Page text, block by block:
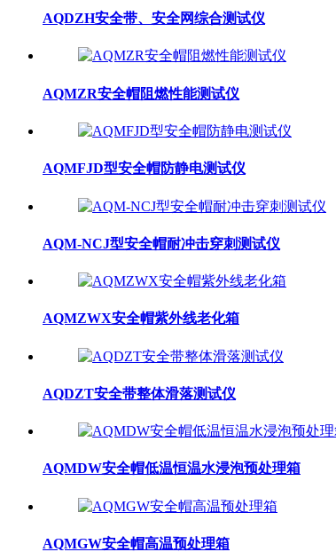
AQDZH安全带、安全网综合测试仪
AQMZR安全帽阻燃性能测试仪
AQMFJD型安全帽防静电测试仪
AQM-NCJ型安全帽耐冲击穿刺测试仪
AQMZWX安全帽紫外线老化箱
AQDZT安全带整体滑落测试仪
AQMDW安全帽低温恒温水浸泡预处理箱
AQMGW安全帽高温预处理箱